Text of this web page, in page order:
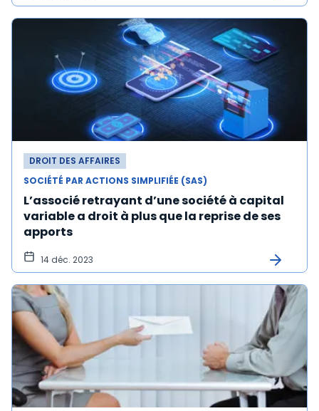
DROIT DES AFFAIRES
SOCIÉTÉ PAR ACTIONS SIMPLIFIÉE (SAS)
L’associé retrayant d’une société à capital
variable a droit à plus que la reprise de ses
apports
14 déc. 2023